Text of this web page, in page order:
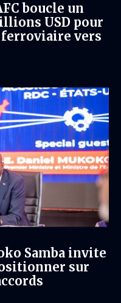
boucle un
USD pour
vers
Samba invite
sur